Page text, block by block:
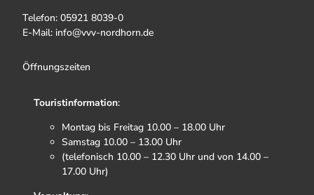
Telefon: 05921 8039-0
E-Mail: info@vvv-nordhorn.de
Öffnungszeiten
Touristinformation:
Montag bis Freitag 10.00 – 18.00 Uhr
Samstag 10.00 – 13.00 Uhr
(telefonisch 10.00 – 12.30 Uhr und von 14.00 –
17.00 Uhr)